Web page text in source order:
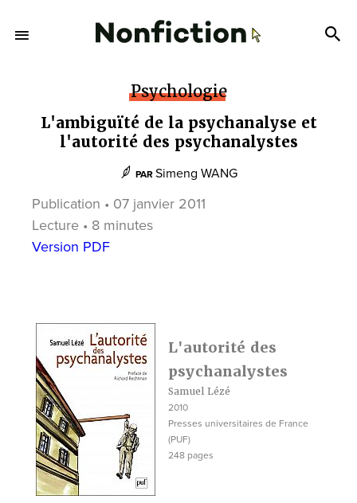
Psychologie
L'ambiguïté de la psychanalyse et
l'autorité des psychanalystes
PAR Simeng WANG
Publication • 07 janvier 2011
Lecture • 8 minutes
Version PDF
L'autorité des
psychanalystes
Samuel Lézé
2010
Presses universitaires de France
(PUF)
248 pages